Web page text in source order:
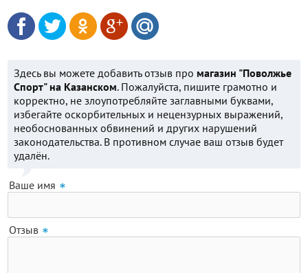
Здесь вы можете добавить отзыв про магазин "Поволжье
Спорт" на Казанском. Пожалуйста, пишите грамотно и
корректно, не злоупотребляйте заглавными буквами,
избегайте оскорбительных и нецензурных выражений,
необоснованных обвинений и других нарушений
законодательства. В противном случае ваш отзыв будет
удалён.
Ваше имя
Отзыв